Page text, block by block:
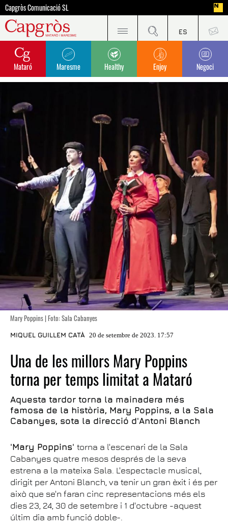
Capgròs Comunicació SL
Mataró Maresme Healthy Enjoy Negoci
Mary Poppins | Foto: Sala Cabanyes
MIQUEL GUILLEM CATÀ 20 de setembre de 2023. 17:57
Una de les millors Mary Poppins
torna per temps limitat a Mataró
Aquesta tardor torna la mainadera més
famosa de la història, Mary Poppins, a la Sala
Cabanyes, sota la direcció d'Antoni Blanch
'Mary Poppins' torna a l'escenari de la Sala
Cabanyes quatre mesos després de la seva
estrena a la mateixa Sala. L'espectacle musical,
dirigit per Antoni Blanch, va tenir un gran èxit i és per
això que se'n faran cinc representacions més els
dies 23, 24, 30 de setembre i 1 d'octubre -aquest
últim dia amb funció doble-.